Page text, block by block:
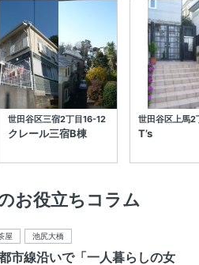
世田谷区三宿2丁目16-12
クレール三宿B棟
世田谷区上馬2
T’s
お役立ちコラム
屋 池尻大橋
市線沿いで「一人暮らしの女